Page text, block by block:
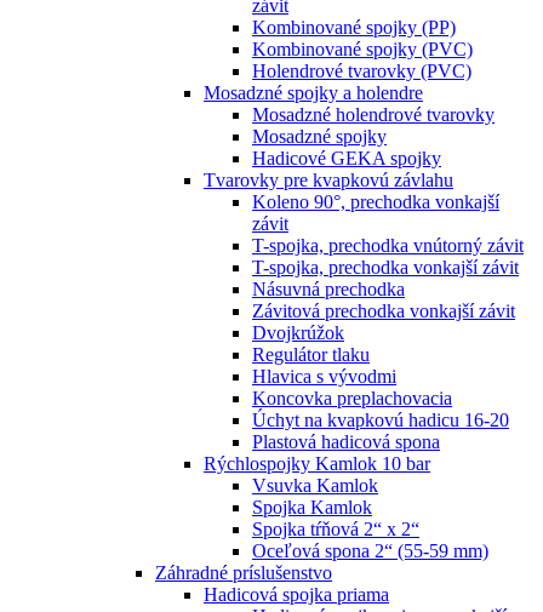
závit
Kombinované spojky (PP)
Kombinované spojky (PVC)
Holendrové tvarovky (PVC)
Mosadzné spojky a holendre
Mosadzné holendrové tvarovky
Mosadzné spojky
Hadicové GEKA spojky
Tvarovky pre kvapkovú závlahu
Koleno 90°, prechodka vonkajší
závit
T-spojka, prechodka vnútorný závit
T-spojka, prechodka vonkajší závit
Násuvná prechodka
Závitová prechodka vonkajší závit
Dvojkrúžok
Regulátor tlaku
Hlavica s vývodmi
Koncovka preplachovacia
Úchyt na kvapkovú hadicu 16-20
Plastová hadicová spona
Rýchlospojky Kamlok 10 bar
Vsuvka Kamlok
Spojka Kamlok
Spojka tŕňová 2“ x 2“
Oceľová spona 2“ (55-59 mm)
Záhradné príslušenstvo
Hadicová spojka priama